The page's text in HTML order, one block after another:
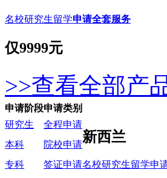
名校研究生留学申请全套服务
仅9999元
>>查看全部产
申请阶段申请类别
研究生
全程申请
新西兰
名校研究生留学申
本科
院校申请
专科
签证申请